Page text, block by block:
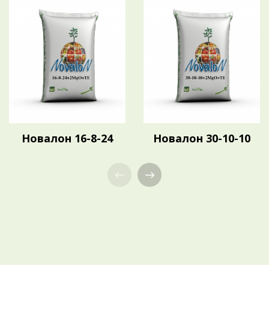
Новалон 16-8-24 Новалон 30-10-10